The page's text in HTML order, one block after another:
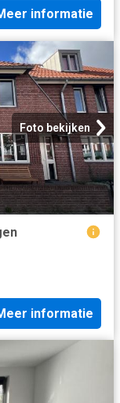
informatie
Foto bekijken
informatie